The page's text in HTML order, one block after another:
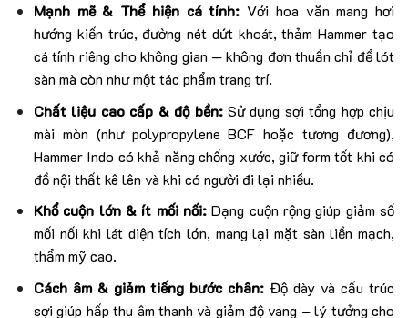
Mạnh mẽ & Thể hiện cá tính:Với hoa văn mang hơi
hướng kiến trúc, đường nét dứt khoát, thảm Hammer tạo
cá tính riêng cho không gian — không đơn thuần chỉ để lót
sàn mà còn như một tác phẩm trang trí.
Chất liệu cao cấp & độ bền: Sử dụng sợi tổng hợp chịu
mài mòn (như polypropylene BCF hoặc tương đương),
Hammer Indo có khả năng chống xước, giữ form tốt khi có
đồ nội thất kê lên và khi có người đi lại nhiều.
Khổ cuộn lớn & ít mối nối:Dạng cuộn rộng giúp giảm số
mối nối khi lát diện tích lớn, mang lại mặt sàn liền mạch,
thẩm mỹ cao.
Cách âm & giảm tiếng bước chân: Độ dày và cấu trúc
sợi giúp hấp thu âm thanh và giảm độ vang – lý tưởng cho